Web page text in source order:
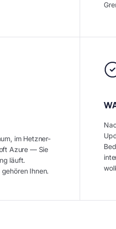
im Hetzner-
Azure — Sie
läuft.
Ihnen.